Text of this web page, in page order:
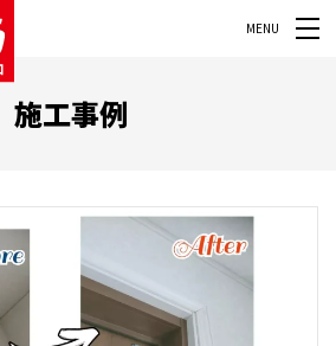
MENU
施工事例